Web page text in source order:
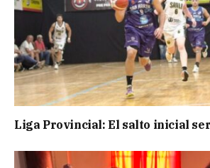
Liga Provincial: El salto inicial